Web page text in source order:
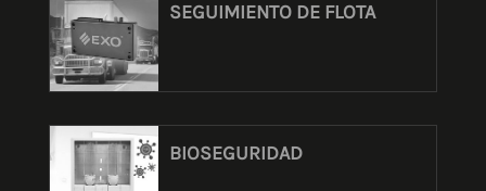
SEGUIMIENTO DE FLOTA
BIOSEGURIDAD